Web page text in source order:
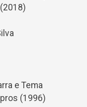
e Tema
(1996)